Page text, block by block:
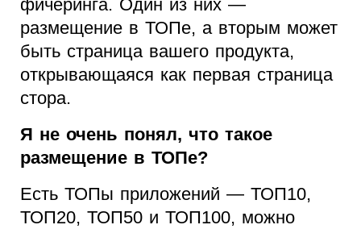
фичеринга. Один из них —
размещение в ТОПе, а вторым может
быть страница вашего продукта,
открывающаяся как первая страница
стора.
Я не очень понял, что такое
размещение в ТОПе?
Есть ТОПы приложений — ТОП10,
ТОП20, ТОП50 и ТОП100, можно